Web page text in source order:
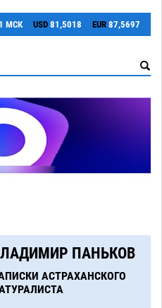
МСК USD 81,5018 EUR 87,5697
ПАНЬКОВ
АСТРАХАНСКОГО